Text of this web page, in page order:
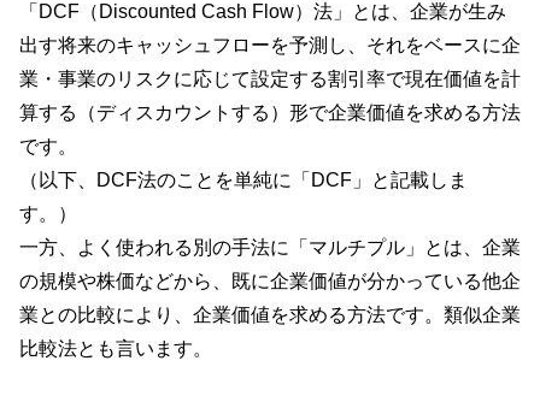
「DCF（Discounted Cash Flow）法」とは、企業が生み
出す将来のキャッシュフローを予測し、それをベースに企
業・事業のリスクに応じて設定する割引率で現在価値を計
算する（ディスカウントする）形で企業価値を求める方法
です。
（以下、DCF法のことを単純に「DCF」と記載しま
す。）
一方、よく使われる別の手法に「マルチプル」とは、企業
の規模や株価などから、既に企業価値が分かっている他企
業との比較により、企業価値を求める方法です。類似企業
比較法とも言います。